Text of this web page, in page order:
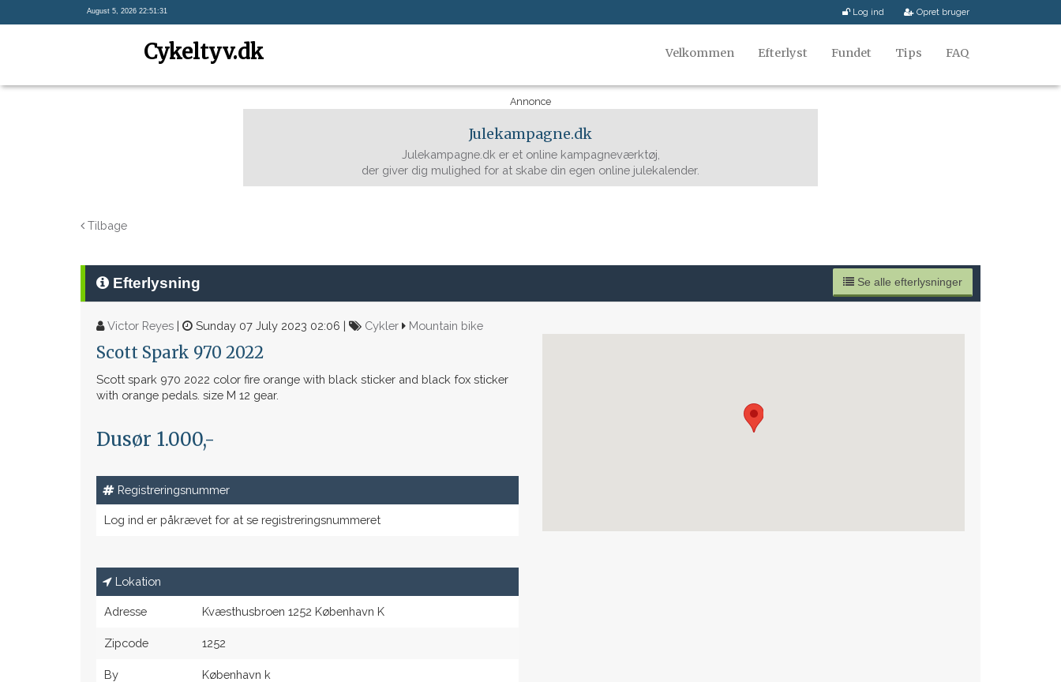
August 5, 2026 22:51:31 Log ind Opret bruger
Cykeltyv.dk Velkommen Efterlyst Fundet Tips FAQ
Annonce
Julekampagne.dk
Julekampagne.dk er et online kampagneværktøj,
der giver dig mulighed for at skabe din egen online julekalender.
Tilbage
Efterlysning Se alle efterlysninger
Victor Reyes | Sunday 07 July 2023 02:06 | Cykler Mountain bike
Scott Spark 970 2022
Scott spark 970 2022 color fire orange with black sticker and black fox sticker
with orange pedals. size M 12 gear.
Dusør 1.000,-
Registreringsnummer
Log ind er påkrævet for at se registreringsnummeret
Lokation
Adresse Kvæsthusbroen 1252 København K
Zipcode 1252
By København k